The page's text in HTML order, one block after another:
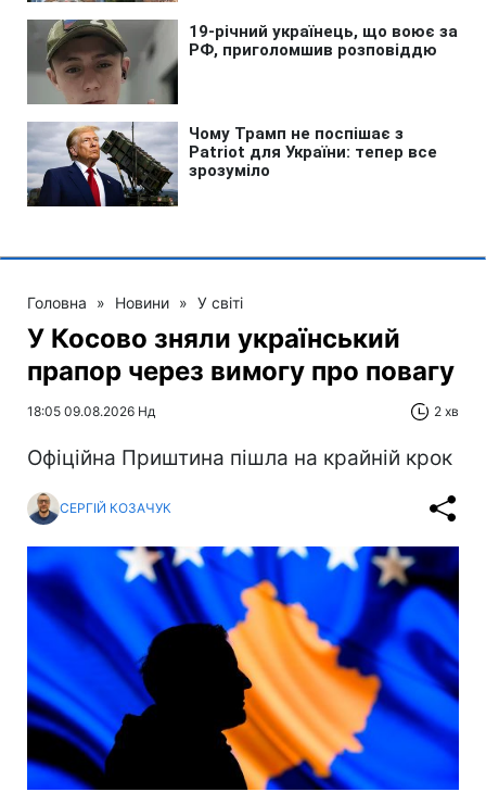
Головна » Новини » У світі
У Косово зняли український
прапор через вимогу про повагу
18:05 09.08.2026 Нд 2 хв
Офіційна Приштина пішла на крайній крок
СЕРГІЙ КОЗАЧУК